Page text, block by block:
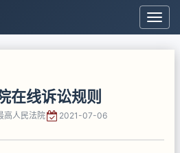
中
闻
律
在线诉讼规则
高人民法院 2021-07-06